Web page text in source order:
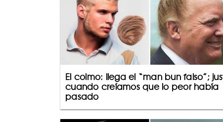
El colmo: llega el “man bun falso”;
cuando creíamos que lo peor había
pasado